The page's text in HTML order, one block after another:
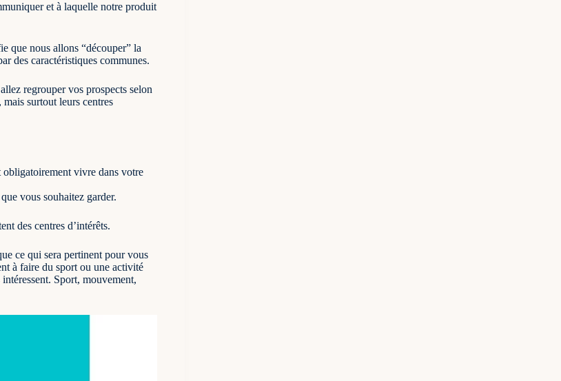
et à laquelle notre produit
que nous allons “découper” la
des caractéristiques communes.
regrouper vos prospects selon
surtout leurs centres
obligatoirement vivre dans votre
vous souhaitez garder.
des centres d’intérêts.
ce qui sera pertinent pour vous
à faire du sport ou une activité
Sport, mouvement,